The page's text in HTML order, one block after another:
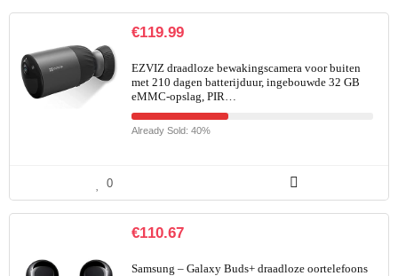
€119.99
EZVIZ draadloze bewakingscamera voor buiten
met 210 dagen batterijduur, ingebouwde 32 GB
eMMC-opslag, PIR…
Already Sold: 40%
0
€110.67
Samsung – Galaxy Buds+ draadloze oortelefoons